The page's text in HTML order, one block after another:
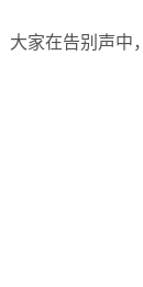
家在告别声中，